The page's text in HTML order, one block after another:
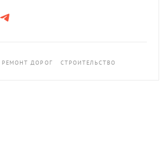
РЕМОНТ ДОРОГ СТРОИТЕЛЬСТВО